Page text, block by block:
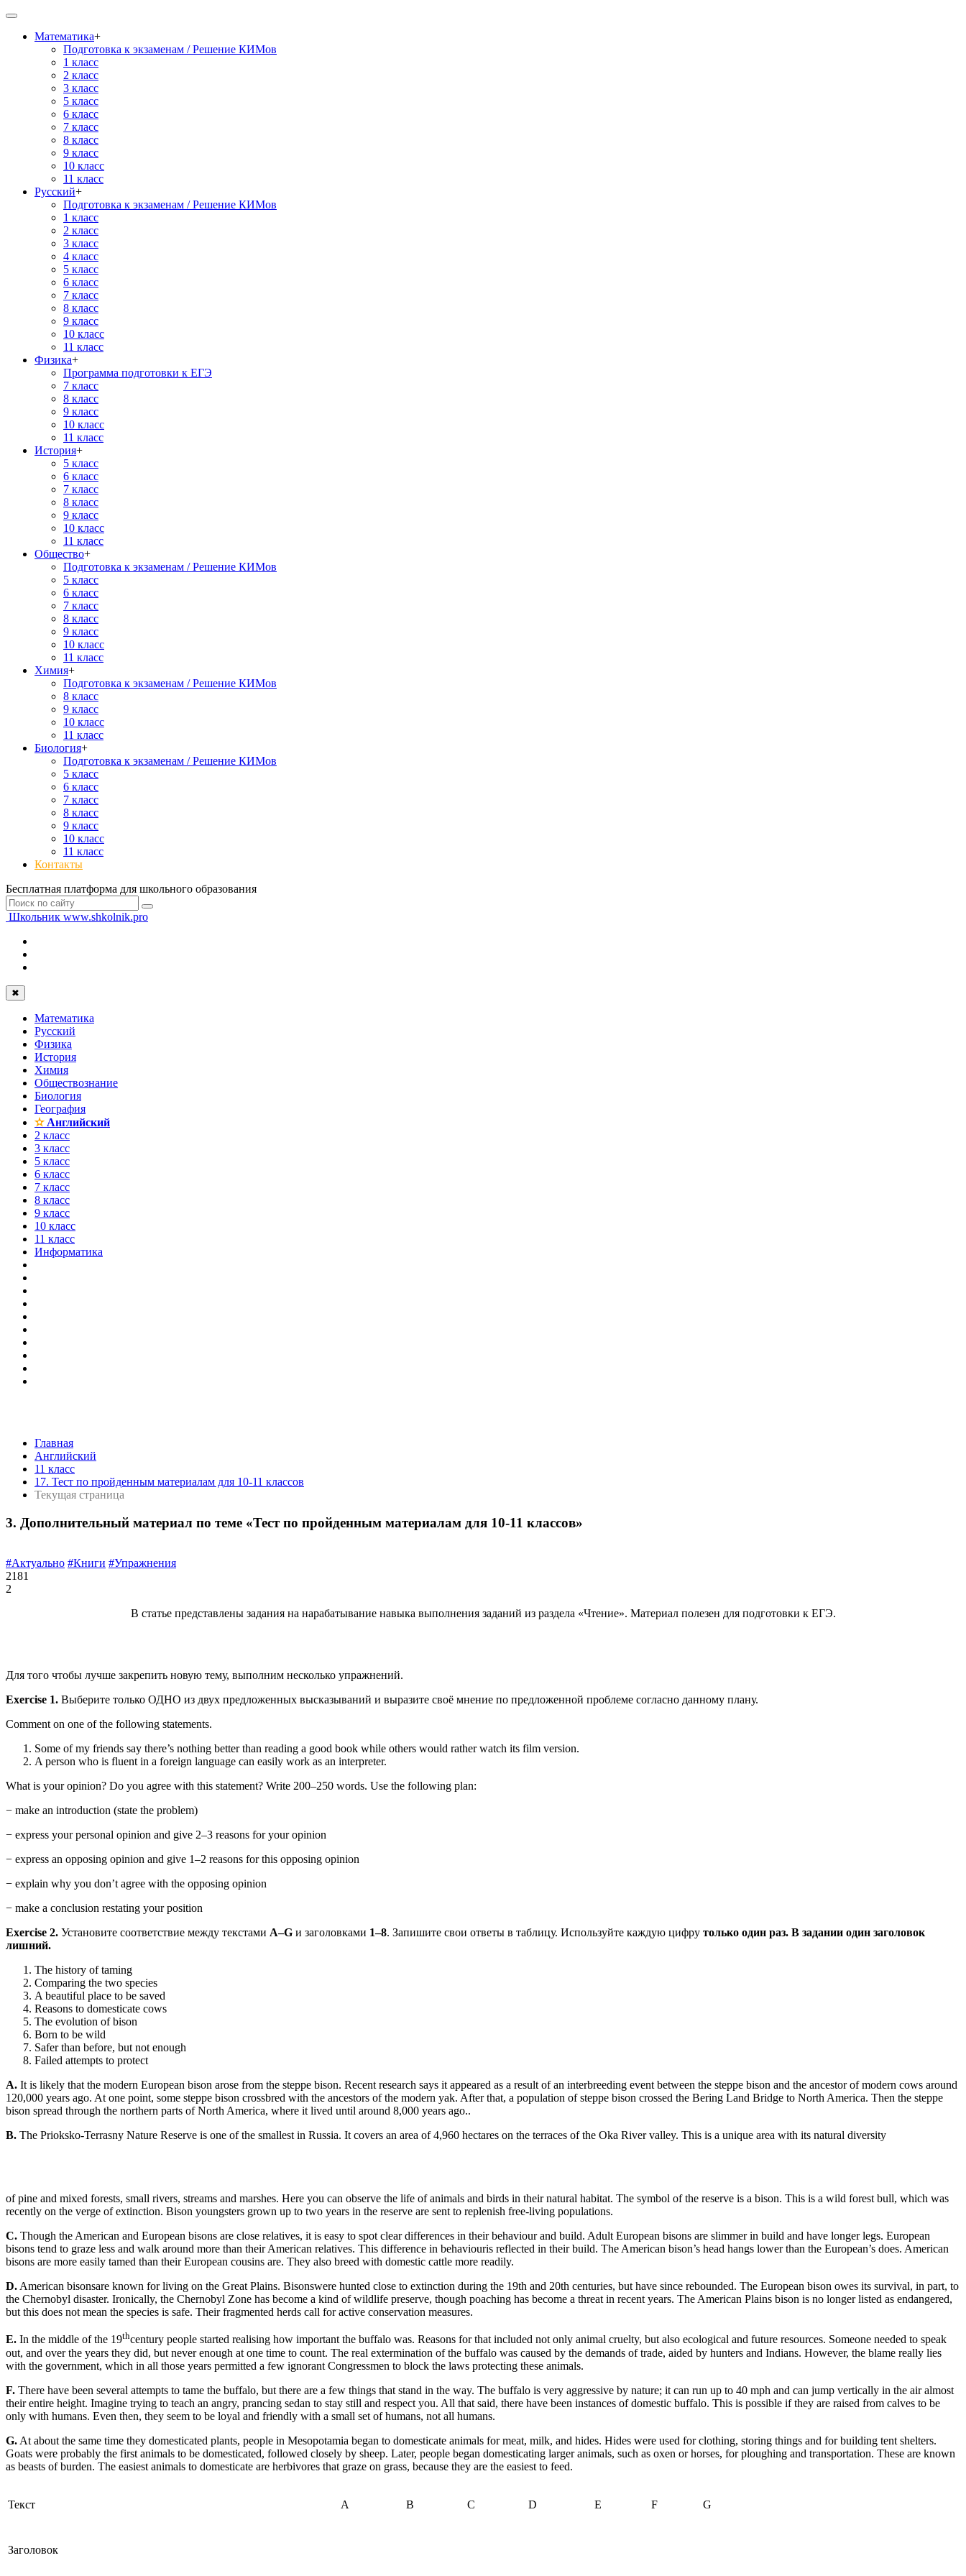
Математика+
Подготовка к экзаменам / Решение КИМов
1 класс
2 класс
3 класс
5 класс
6 класс
7 класс
8 класс
9 класс
10 класс
11 класс
Русский+
Подготовка к экзаменам / Решение КИМов
1 класс
2 класс
3 класс
4 класс
5 класс
6 класс
7 класс
8 класс
9 класс
10 класс
11 класс
Физика+
Программа подготовки к ЕГЭ
7 класс
8 класс
9 класс
10 класс
11 класс
История+
5 класс
6 класс
7 класс
8 класс
9 класс
10 класс
11 класс
Общество+
Подготовка к экзаменам / Решение КИМов
5 класс
6 класс
7 класс
8 класс
9 класс
10 класс
11 класс
Химия+
Подготовка к экзаменам / Решение КИМов
8 класс
9 класс
10 класс
11 класс
Биология+
Подготовка к экзаменам / Решение КИМов
5 класс
6 класс
7 класс
8 класс
9 класс
10 класс
11 класс
Контакты
Бесплатная платформа для школьного образования
Школьник www.shkolnik.pro
✖
Математика
Русский
Физика
История
Химия
Обществознание
Биология
География
✫Английский
2 класс
3 класс
5 класс
6 класс
7 класс
8 класс
9 класс
10 класс
11 класс
Информатика
Главная
Английский
11 класс
17. Тест по пройденным материалам для 10-11 классов
Текущая страница
3. Дополнительный материал по теме «Тест по пройденным материалам для 10-11 классов»
#Актуально #Книги #Упражнения
2181
2
В статье представлены задания на нарабатывание навыка выполнения заданий из раздела «Чтение». Материал полезен для подготовки к ЕГЭ.
Для того чтобы лучше закрепить новую тему, выполним несколько упражнений.
Exercise 1. Выберите только ОДНО из двух предложенных высказываний и выразите своё мнение по предложенной проблеме согласно данному плану.
Comment on one of the following statements.
Some of my friends say there’s nothing better than reading a good book while others would rather watch its film version.
A person who is fluent in a foreign language can easily work as an interpreter.
What is your opinion? Do you agree with this statement? Write 200–250 words. Use the following plan:
− make an introduction (state the problem)
− express your personal opinion and give 2–3 reasons for your opinion
− express an opposing opinion and give 1–2 reasons for this opposing opinion
− explain why you don’t agree with the opposing opinion
− make a conclusion restating your position
Exercise 2. Установите соответствие между текстами A–G и заголовками 1–8. Запишите свои ответы в таблицу. Используйте каждую цифру только один раз. В задании один заголовок
лишний.
The history of taming
Comparing the two species
A beautiful place to be saved
Reasons to domesticate cows
The evolution of bison
Born to be wild
Safer than before, but not enough
Failed attempts to protect
A. It is likely that the modern European bison arose from the steppe bison. Recent research says it appeared as a result of an interbreeding event between the steppe bison and the ancestor of modern cows around
120,000 years ago. At one point, some steppe bison crossbred with the ancestors of the modern yak. After that, a population of steppe bison crossed the Bering Land Bridge to North America. Then the steppe
bison spread through the northern parts of North America, where it lived until around 8,000 years ago..
B. The Prioksko-Terrasny Nature Reserve is one of the smallest in Russia. It covers an area of 4,960 hectares on the terraces of the Oka River valley. This is a unique area with its natural diversity
of pine and mixed forests, small rivers, streams and marshes. Here you can observe the life of animals and birds in their natural habitat. The symbol of the reserve is a bison. This is a wild forest bull, which was
recently on the verge of extinction. Bison youngsters grown up to two years in the reserve are sent to replenish free-living populations.
C. Though the American and European bisons are close relatives, it is easy to spot clear differences in their behaviour and build. Adult European bisons are slimmer in build and have longer legs. European
bisons tend to graze less and walk around more than their American relatives. This difference in behaviouris reflected in their build. The American bison’s head hangs lower than the European’s does. American
bisons are more easily tamed than their European cousins are. They also breed with domestic cattle more readily.
D.American bisonsare known for living on the Great Plains. Bisonswere hunted close to extinction during the 19th and 20th centuries, but have since rebounded. The European bison owes its survival, in part, to
the Chernobyl disaster. Ironically, the Chernobyl Zone has become a kind of wildlife preserve, though poaching has become a threat in recent years. The American Plains bison is no longer listed as endangered,
but this does not mean the species is safe. Their fragmented herds call for active conservation measures.
E. In the middle of the 19thcentury people started realising how important the buffalo was. Reasons for that included not only animal cruelty, but also ecological and future resources. Someone needed to speak
out, and over the years they did, but never enough at one time to count. The real extermination of the buffalo was caused by the demands of trade, aided by hunters and Indians. However, the blame really lies
with the government, which in all those years permitted a few ignorant Congressmen to block the laws protecting these animals.
F. There have been several attempts to tame the buffalo, but there are a few things that stand in the way. The buffalo is very aggressive by nature; it can run up to 40 mph and can jump vertically in the air almost
their entire height. Imagine trying to teach an angry, prancing sedan to stay still and respect you. All that said, there have been instances of domestic buffalo. This is possible if they are raised from calves to be
only with humans. Even then, they seem to be loyal and friendly with a small set of humans, not all humans.
G. At about the same time they domesticated plants, people in Mesopotamia began to domesticate animals for meat, milk, and hides. Hides were used for clothing, storing things and for building tent shelters.
Goats were probably the first animals to be domesticated, followed closely by sheep. Later, people began domesticating larger animals, such as oxen or horses, for ploughing and transportation. These are known
as beasts of burden. The easiest animals to domesticate are herbivores that graze on grass, because they are the easiest to feed.
Текст A B C D E F G
Заголовок